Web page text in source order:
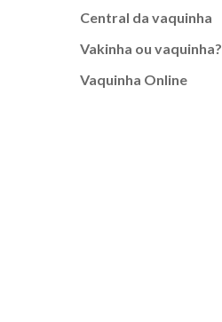
Central da vaquinha
Vakinha ou vaquinha?
Vaquinha Online